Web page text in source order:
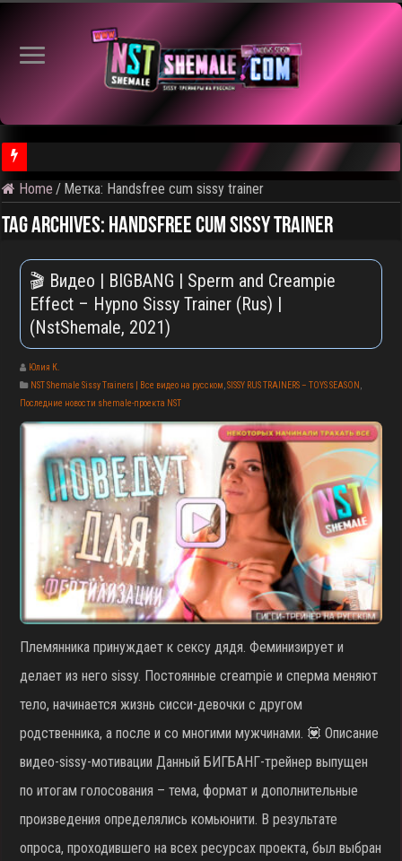
⚠️ Результаты голосования и тема следующего откртытого
Home / Метка: Handsfree cum sissy trainer
Tag Archives: Handsfree cum sissy trainer
🎬 Видео | BIGBANG | Sperm and Creampie
Effect – Hypno Sissy Trainer (Rus) |
(NstShemale, 2021)
Юлия К.
NST Shemale Sissy Trainers | Все видео на русском ,SISSY RUS TRAINERS – TOYS SEASON
Последние новости shemale-проекта NST
Племянника принуждает к сексу дядя. Феминизирует и
делает из него sissy. Постоянные creampie и сперма меняют
тело, начинается жизнь сисси-девочки с другом
родственника, а после и со многими мужчинами. 💟 Описание
видео-sissy-мотивации Данный БИГБАНГ-трейнер выпущен
по итогам голосования – тема, формат и дополнительные
произведения определялись комьюнити. В результате
опроса, проходившего на всех ресурсах проекта, был выбран